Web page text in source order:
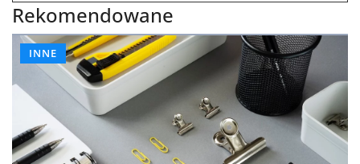
Rekomendowane
INNE